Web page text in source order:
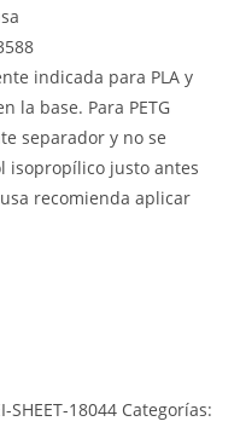
indicada para PLA y
la base. Para PETG
separador y no se
isopropílico justo antes
recomienda aplicar
SHEET-18044 Categorías: